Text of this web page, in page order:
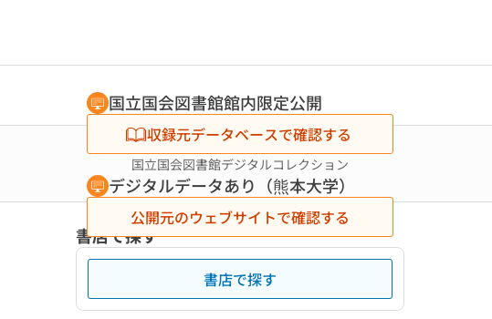
国立国会図書館館内限定公開
収録元データベースで確認する
国立国会図書館デジタルコレクション
デジタルデータあり（熊本大学）
公開元のウェブサイトで確認する
書店で探す
書店で探す